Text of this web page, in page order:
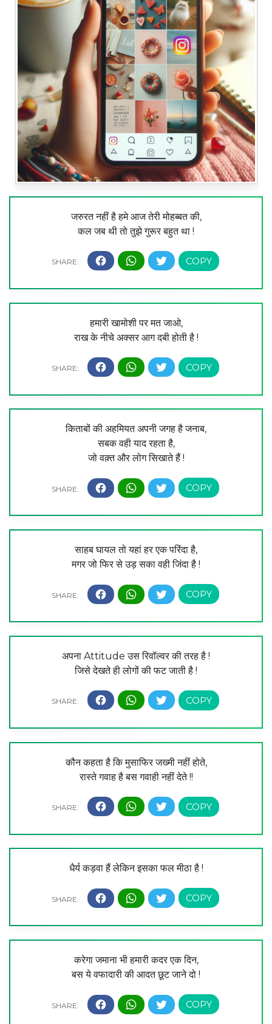
जरुरत नहीं है हमे आज तेरी मोहब्बत की,
कल जब थी तो तुझे गुरूर बहुत था !
हमारी खामोशी पर मत जाओ,
राख के नीचे अक्सर आग दबी होती है !
किताबों की अहमियत अपनी जगह है जनाब,
सबक वही याद रहता है,
जो वक़्त और लोग सिखाते हैं !
साहब घायल तो यहां हर एक परिंदा है,
मगर जो फिर से उड़ सका वही जिंदा है !
अपना Attitude उस रिवॉल्वर की तरह है !
जिसे देखते ही लोगों की फट जाती है !
कौन कहता है कि मुसाफिर जख्मी नहीं होते,
रास्ते गवाह है बस गवाही नहीं देते !!
धैर्य कड़वा हैं लेकिन इसका फल मीठा है !
करेगा जमाना भी हमारी कदर एक दिन,
बस ये वफादारी की आदत छूट जाने दो !